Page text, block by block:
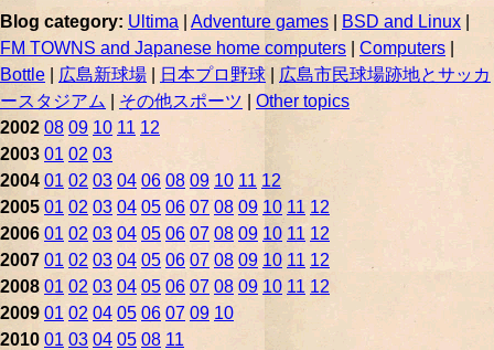
Blog category: Ultima Adventure games BSD and Linux
FM TOWNS and Japanese home computers
Computers
Bottle
広島新球場 日本プロ野球
広島市民球場跡地とサッカ
ースタジアム
その他スポーツ
Other topics
2002 08 09 10 11 12
2003 01 02 03
2004 01 02 03 04 06 08 09 10 11 12
2005 01 02 03 04 05 06 07 08 09 10 11 12
2006 01 02 03 04 05 06 07 08 09 10 11 12
2007 01 02 03 04 05 06 07 08 09 10 11 12
2008 01 02 03 04 05 06 07 08 09 10 11 12
2009 01 02 04 05 06 07 09 10
2010 01 03 04 05 08 11